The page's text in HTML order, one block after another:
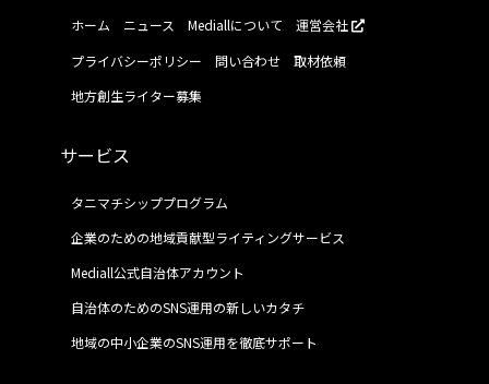
ホーム ニュース Mediallについて
運営会社
プライバシーポリシー
問い合わせ
取材依頼
地方創生ライター募集
サービス
タニマチシッププログラム
企業のための地域貢献型ライティングサービス
Mediall公式自治体アカウント
自治体のためのSNS運用の新しいカタチ
地域の中小企業のSNS運用を徹底サポート